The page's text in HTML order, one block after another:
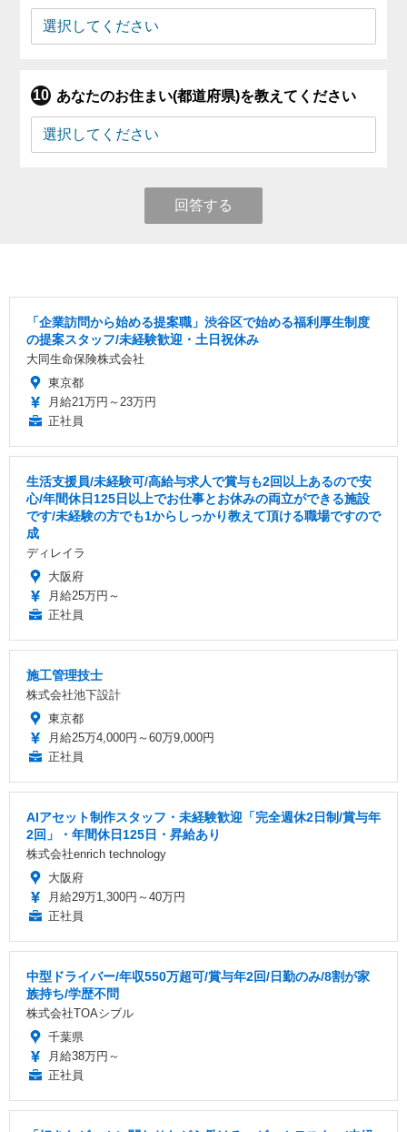
あなたのお住まい(都道府県)を教えてください
回答する
「企業訪問から始める提案職」渋谷区で始める福利厚生制度
の提案スタッフ/未経験歓迎・土日祝休み
大同生命保険株式会社
東京都
月給21万円～23万円
正社員
生活支援員/未経験可/高給与求人で賞与も2回以上あるので安
心/年間休日125日以上でお仕事とお休みの両立ができる施設
です/未経験の方でも1からしっかり教えて頂ける職場ですので
成
ディレイラ
大阪府
月給25万円～
正社員
施工管理技士
株式会社池下設計
東京都
月給25万4,000円～60万9,000円
正社員
AIアセット制作スタッフ・未経験歓迎「完全週休2日制/賞与年
2回」・年間休日125日・昇給あり
株式会社enrich technology
大阪府
月給29万1,300円～40万円
正社員
中型ドライバー/年収550万超可/賞与年2回/日勤のみ/8割が家
族持ち/学歴不問
株式会社TOAシブル
千葉県
月給38万円～
正社員